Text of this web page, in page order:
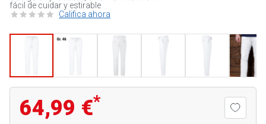
fácil de cuidar y estirable
Califica ahora
64,99 €*